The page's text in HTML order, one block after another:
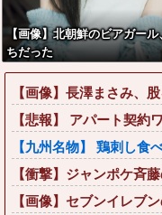
【画像】北朝鮮のビアガール
ちだった
【画像】長澤まさみ、
【悲報】 アパート契約
【九州名物】 鶏刺し
【衝撃】ジャンポケ斉
【画像】セブンイレブ